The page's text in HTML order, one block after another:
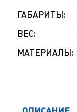
ГАБАРИТЫ:
ВЕС:
МАТЕРИАЛЫ: